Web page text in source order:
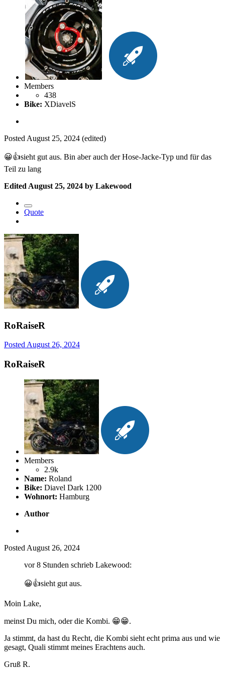
Members
438
Bike: XDiavelS
Posted August 25, 2024 (edited)
😀👍sieht gut aus. Bin aber auch der Hose-Jacke-Typ und für das
Teil zu lang
Edited August 25, 2024 by Lakewood
Quote
RoRaiseR
PostedAugust 26, 2024
RoRaiseR
Members
2.9k
Name: Roland
Bike: Diavel Dark 1200
Wohnort: Hamburg
Author
Posted August 26, 2024
vor 8 Stunden schrieb Lakewood:
😀👍sieht gut aus.
Moin Lake,
meinst Du mich, oder die Kombi. 😁😁.
Ja stimmt, da hast du Recht, die Kombi sieht echt prima aus und wie
gesagt, Quali stimmt meines Erachtens auch.
Gruß R.